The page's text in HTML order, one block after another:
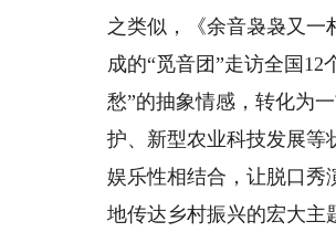
之类似，《余音袅袅又一
成的“觅音团”走访全国
愁”的抽象情感，转化为
护、新型农业科技发展等
娱乐性相结合，让脱口秀
地传达乡村振兴的宏大主